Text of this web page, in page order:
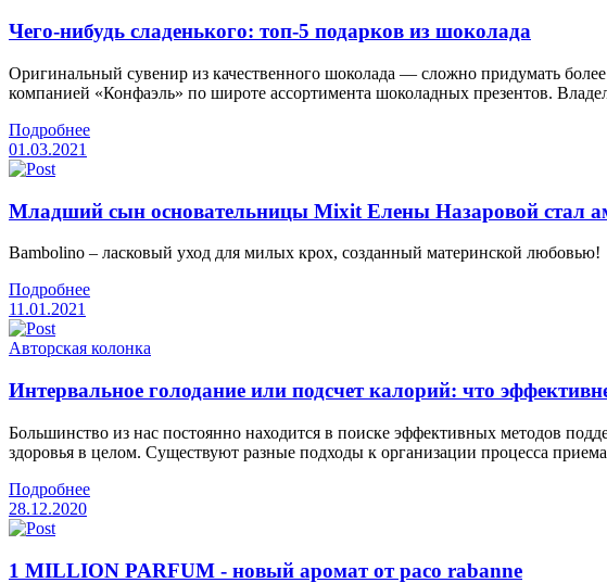
Чего-нибудь сладенького: топ-5 подарков из шоколада
Оригинальный сувенир из качественного шоколада — сложно придумать
компанией «Конфаэль» по широте ассортимента шоколадных презентов.
Подробнее
01.03.2021
Младший сын основательницы Mixit Елены Назаровой стал
Bambolino – ласковый уход для милых крох, созданный материнской любовью!
Подробнее
11.01.2021
Авторская колонка
Интервальное голодание или подсчет калорий: что
Большинство из нас постоянно находится в поиске эффективных методов
здоровья в целом. Существуют разные подходы к организации процесса
Подробнее
28.12.2020
1 MILLION PARFUM - новый аромат от paco rabanne